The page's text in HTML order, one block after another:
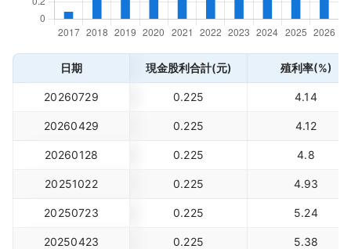
日期 現金股利合計(元) 殖利率(%)
20260729 0.225 4.14
20260429 0.225 4.12
20260128 0.225 4.8
20251022 0.225 4.93
20250723 0.225 5.24
20250423 0.225 5.38